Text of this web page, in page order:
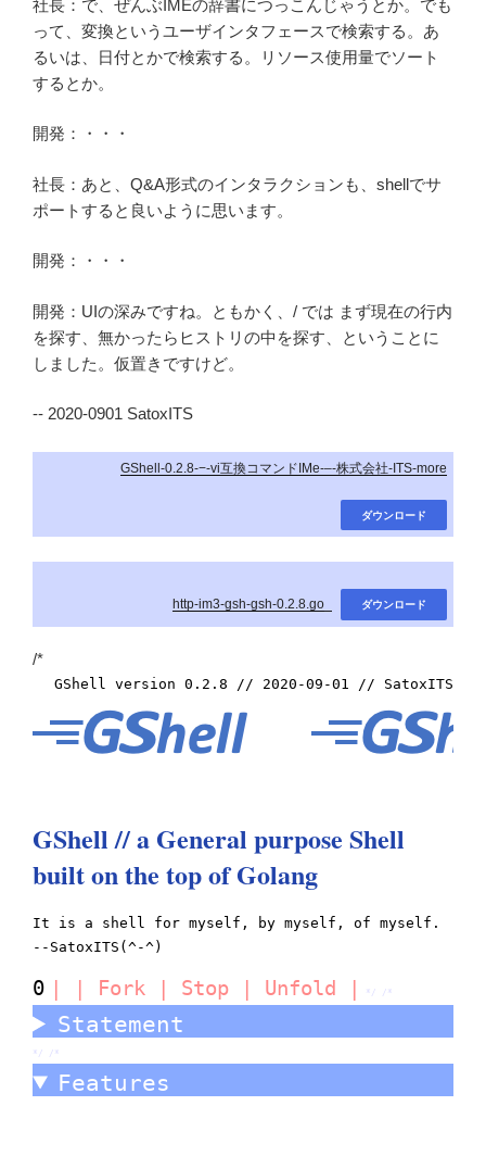
社長：で、ぜんぶIMEの辞書につっこんじゃうとか。でも
って、変換というユーザインタフェースで検索する。あ
るいは、日付とかで検索する。リソース使用量でソート
するとか。
開発：・・・
社長：あと、Q&A形式のインタラクションも、shellでサ
ポートすると良いように思います。
開発：・・・
開発：UIの深みですね。ともかく、/ では まず現在の行内
を探す、無かったらヒストリの中を探す、ということに
しました。仮置きですけど。
-- 2020-0901 SatoxITS
GShell-0.2.8-−-vi互換コマンドIMe-–-株式会社-ITS-more
ダウンロード
http-im3-gsh-gsh-0.2.8.go_ ダウンロード
/*
GShell version 0.2.8 // 2020-09-01 // SatoxITS
GShell // a General purpose Shell
built on the top of Golang
It is a shell for myself, by myself, of myself.
--SatoxITS(^-^)
0 | | Fork | Stop | Unfold | */ /*
Statement
*/ /*
Features